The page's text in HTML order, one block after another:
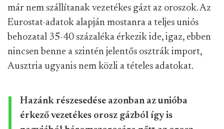
már nem szállítanak vezetékes gázt az oroszok. Az
Eurostat-adatok alapján mostanra a teljes uniós
behozatal 35-40 százaléka érkezik ide, igaz, ebben
nincsen benne a szintén jelentős osztrák import,
Ausztria ugyanis nem közli a tételes adatokat.
Hazánk részesedése azonban az unióba
érkező vezetékes orosz gázból így is